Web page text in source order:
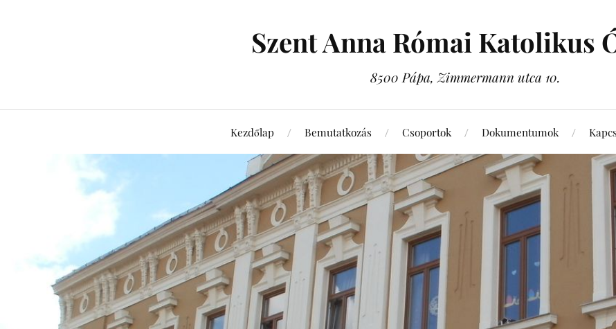
Szent Anna Római Katolikus
8500 Pápa, Zimmermann utca 10.
Kezdőlap Bemutatkozás Csoportok Dokumentumok